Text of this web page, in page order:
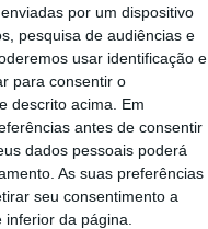
por um dispositivo
pesquisa de audiências e
usar identificação e
para consentir o
descrito acima. Em
antes de consentir
dados pessoais poderá
As suas preferências
seu consentimento a
da página.
organização de
gestão nos prazos